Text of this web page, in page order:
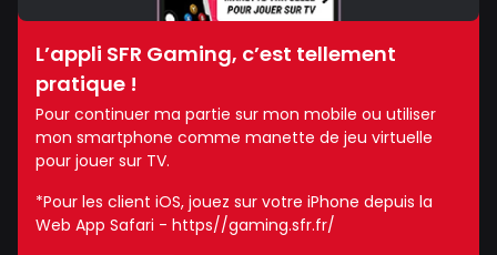
L’appli SFR Gaming, c’est tellement
pratique !
Pour continuer ma partie sur mon mobile ou utiliser
mon smartphone comme manette de jeu virtuelle
pour jouer sur TV.
*Pour les client iOS, jouez sur votre iPhone depuis la
Web App Safari - https//gaming.sfr.fr/